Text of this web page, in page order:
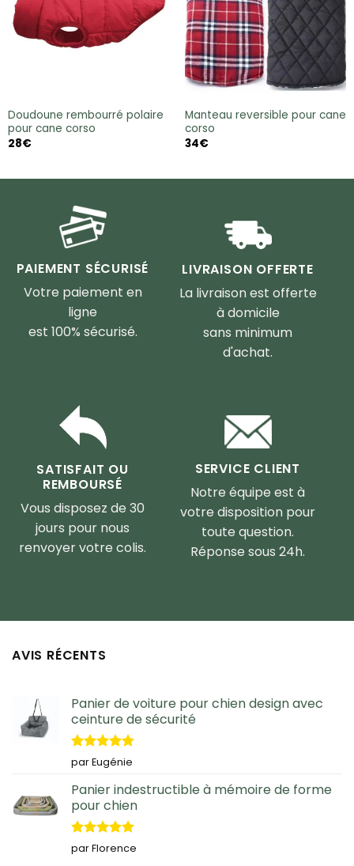
Doudoune rembourré polaire
pour cane corso
28€
Manteau reversible pour cane
corso
34€
PAIEMENT SÉCURISÉ
Votre paiement en
ligne
est 100% sécurisé.
LIVRAISON OFFERTE
La livraison est offerte
à domicile
sans minimum
d'achat.
SATISFAIT OU
REMBOURSÉ
Vous disposez de 30
jours pour nous
renvoyer votre colis.
SERVICE CLIENT
Notre équipe est à
votre disposition pour
toute question.
Réponse sous 24h.
AVIS RÉCENTS
Panier de voiture pour chien design avec
ceinture de sécurité
Note5sur
5
par Eugénie
Panier indestructible à mémoire de forme
pour chien
Note5sur
5
par Florence